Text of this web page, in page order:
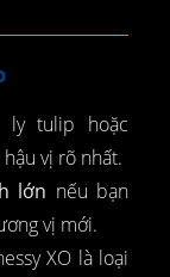
ly tulip hoặc
vị rõ nhất.
lớn nếu bạn
vị mới.
XO là loại